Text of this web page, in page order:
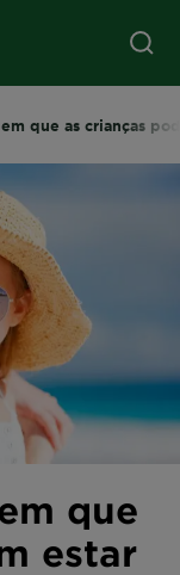
que as crianças
que
estar